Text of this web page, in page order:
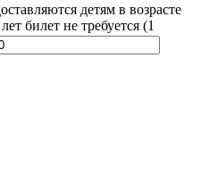
детям в возрасте
билет не требуется (1